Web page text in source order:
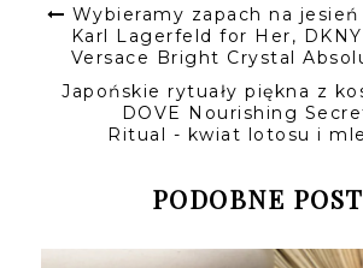
Wybieramy zapach na
Karl Lagerfeld for Her,
Versace Bright Crystal
Japońskie rytuały piękna z
DOVE Nourishing
Ritual - kwiat lotosu i
PODOBNE